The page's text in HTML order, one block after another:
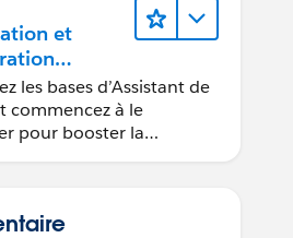
et
de service
les bases d’Assistant de
commencez à le
pour booster la